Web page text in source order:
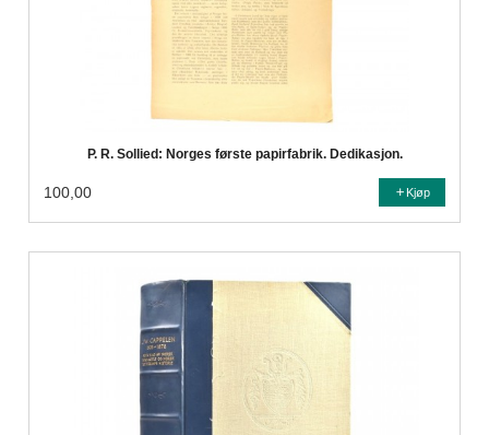
P. R. Sollied: Norges første papirfabrik. Dedikasjon.
100,00 Kjøp